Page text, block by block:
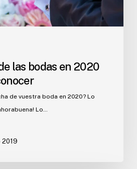
las bodas en 2020
de vuestra boda en 2020? Lo
Lo…
2019